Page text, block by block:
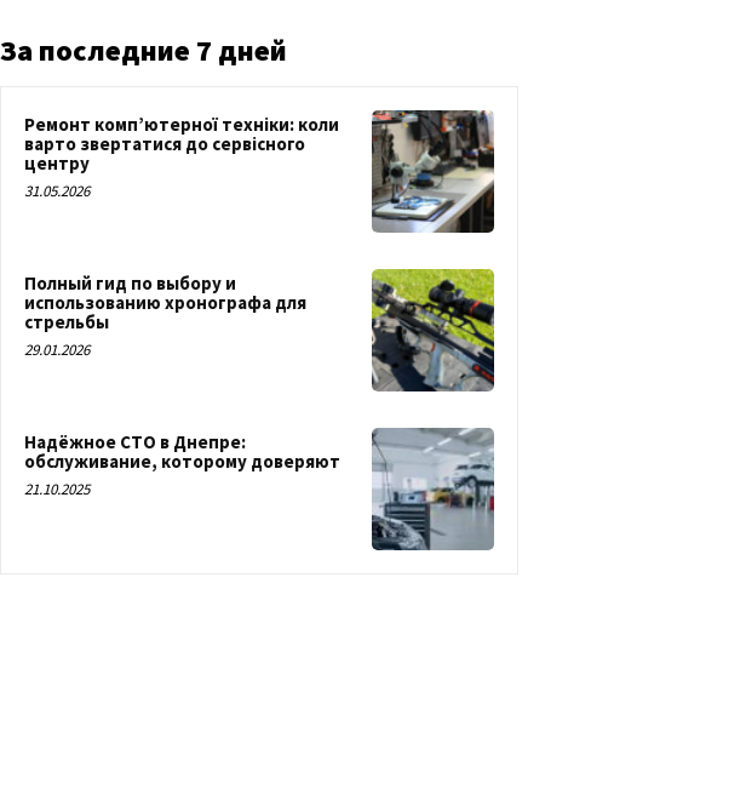
За последние 7 дней
Ремонт комп’ютерної техніки: коли
варто звертатися до сервісного
центру
31.05.2026
Полный гид по выбору и
использованию хронографа для
стрельбы
29.01.2026
Надёжное СТО в Днепре:
обслуживание, которому доверяют
21.10.2025